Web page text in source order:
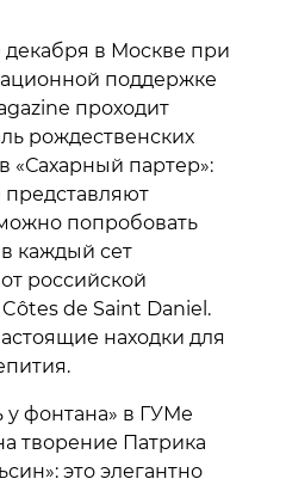
декабря в Москве при
поддержке
проходит
рождественских
«Сахарный партер»:
представляют
попробовать
каждый сет
российской
de Saint Daniel.
находки для
фонтана» в ГУМе
творение Патрика
это элегантно